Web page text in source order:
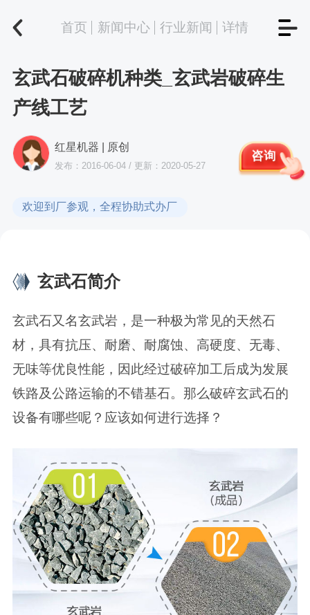
首页 新闻中心 行业新闻 详情
玄武石破碎机种类_玄武岩破碎生
产线工艺
红星机器 | 原创
发布：2016-06-04 / 更新：2020-05-27
咨询
欢迎到厂参观，全程协助式办厂
玄武石简介
玄武石又名玄武岩，是一种极为常见的天然石
材，具有抗压、耐磨、耐腐蚀、高硬度、无毒、
无味等优良性能，因此经过破碎加工后成为发展
铁路及公路运输的不错基石。那么破碎玄武石的
设备有哪些呢？应该如何进行选择？